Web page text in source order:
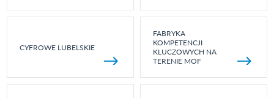
CYFROWE LUBELSKIE
FABRYKA
KOMPETENCJI
KLUCZOWYCH NA
TERENIE MOF